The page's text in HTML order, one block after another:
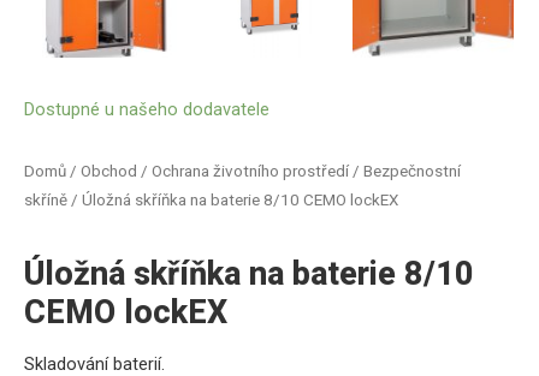
Domů / Obchod / Ochrana životního prostředí / Bezpečnostní
skříně / Úložná skříňka na baterie 8/10 CEMO lockEX
Úložná skříňka na baterie 8/10
CEMO lockEX
Skladování baterií.
Dostupné u našeho dodavatele